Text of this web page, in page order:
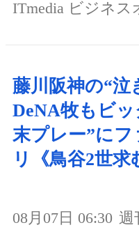
ITmedia ビジネス
藤川阪神の“泣
DeNA牧もビッ
末プレー”にフ
リ《鳥谷2世求
08月07日 06:30 週